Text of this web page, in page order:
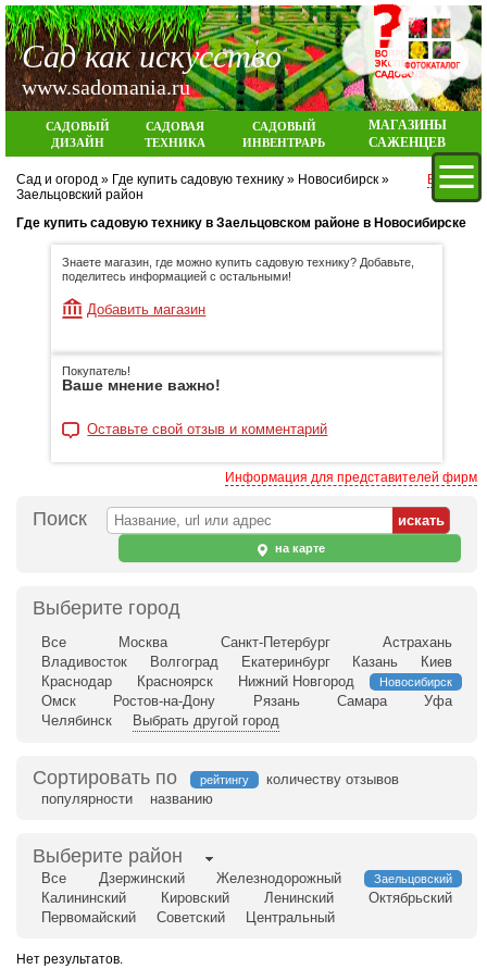
Сад как искусство
www.sadomania.ru
САДОВЫЙ
ДИЗАЙН
САДОВАЯ
ТЕХНИКА
САДОВЫЙ
ИНВЕНТРАРЬ
МАГАЗИНЫ
САЖЕНЦЕВ
Сад и огород » Где купить садовую технику » Новосибирск »
Заельцовский район
Вход
Где купить садовую технику в Заельцовском районе в Новосибирске
Знаете магазин, где можно купить садовую технику? Добавьте,
поделитесь информацией с остальными!
Добавить магазин
Покупатель!
Ваше мнение важно!
Оставьте свой отзыв и комментарий
Информация для представителей фирм
Поиск
на карте
Выберите город
Все Москва Санкт-Петербург
Астрахань
Владивосток
Волгоград Екатеринбург Казань
Киев
Краснодар
Красноярск Нижний Новгород Новосибирск
Омск Ростов-на-Дону Рязань Самара
Уфа
Челябинск
Выбрать другой город
Сортировать по рейтингу
количеству отзывов
популярности
названию
Выберите район
Все Дзержинский Железнодорожный Заельцовский
Калининский Кировский Ленинский
Октябрьский
Первомайский
Советский Центральный
Нет результатов.